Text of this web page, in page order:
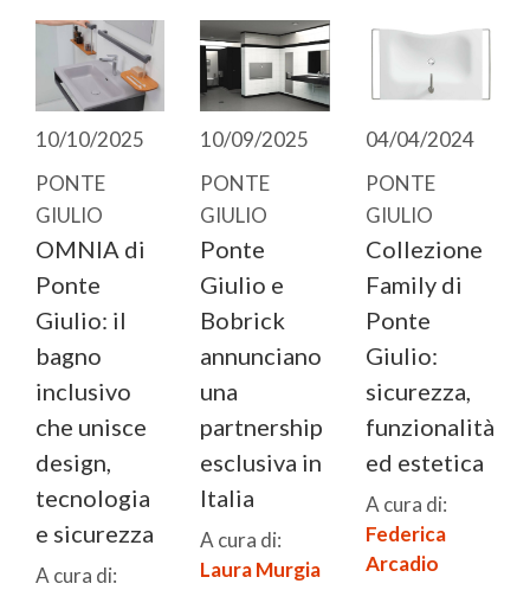
10/10/2025
PONTE
GIULIO
OMNIA di
Ponte
Giulio: il
bagno
inclusivo
che unisce
design,
tecnologia
e sicurezza
A cura di:
10/09/2025
PONTE
GIULIO
Ponte
Giulio e
Bobrick
annunciano
una
partnership
esclusiva in
Italia
A cura di:
Laura Murgia
04/04/2024
PONTE
GIULIO
Collezione
Family di
Ponte
Giulio:
sicurezza,
funzionalità
ed estetica
A cura di:
Federica
Arcadio